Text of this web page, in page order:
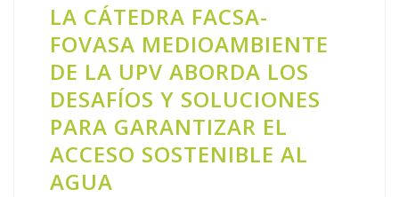
LA CÁTEDRA FACSA-
FOVASA MEDIOAMBIENTE
DE LA UPV ABORDA LOS
DESAFÍOS Y SOLUCIONES
PARA GARANTIZAR EL
ACCESO SOSTENIBLE AL
AGUA